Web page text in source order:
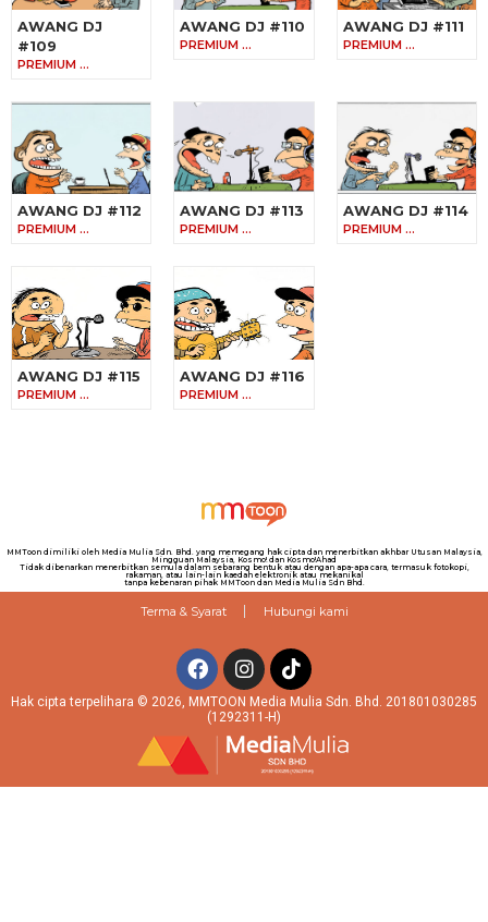
AWANG DJ
#109
PREMIUM …
AWANG DJ #110
PREMIUM …
AWANG DJ #111
PREMIUM …
AWANG DJ #112
PREMIUM …
AWANG DJ #113
PREMIUM …
AWANG DJ #114
PREMIUM …
AWANG DJ #115
PREMIUM …
AWANG DJ #116
PREMIUM …
MMToon dimiliki oleh Media Mulia Sdn. Bhd. yang memegang hak cipta dan menerbitkan akhbar Utusan Malaysia,
Mingguan Malaysia, Kosmo! dan Kosmo!Ahad
Tidak dibenarkan menerbitkan semula dalam sebarang bentuk atau dengan apa-apa cara, termasuk fotokopi,
rakaman, atau lain-lain kaedah elektronik atau mekanikal
tanpa kebenaran pihak MMToon dan Media Mulia Sdn Bhd.
Terma & Syarat Hubungi kami
Hak cipta terpelihara © 2026, MMTOON Media Mulia Sdn. Bhd. 201801030285
(1292311-H)